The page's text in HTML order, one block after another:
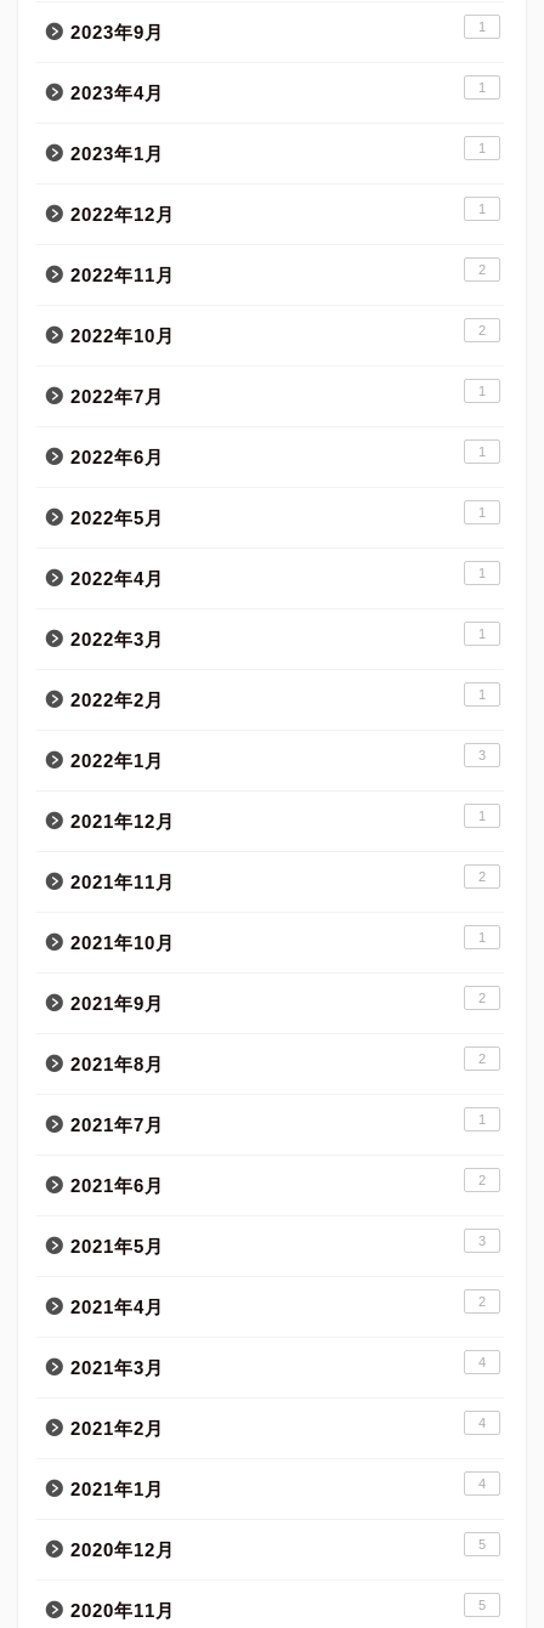
2023年9月 1
2023年4月 1
2023年1月 1
2022年12月 1
2022年11月 2
2022年10月 2
2022年7月 1
2022年6月 1
2022年5月 1
2022年4月 1
2022年3月 1
2022年2月 1
2022年1月 3
2021年12月 1
2021年11月 2
2021年10月 1
2021年9月 2
2021年8月 2
2021年7月 1
2021年6月 2
2021年5月 3
2021年4月 2
2021年3月 4
2021年2月 4
2021年1月 4
2020年12月 5
2020年11月 5